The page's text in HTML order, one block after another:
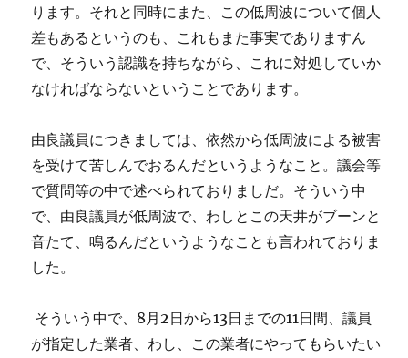
ります。それと同時にまた、この低周波について個人
差もあるというのも、これもまた事実でありますん
で、そういう認識を持ちながら、これに対処していか
なければならないということであります。
由良議員につきましては、依然から低周波による被害
を受けて苦しんでおるんだというようなこと。議会等
で質問等の中で述べられておりましだ。そういう中
で、由良議員が低周波で、わしとこの天井がブーンと
音たて、鳴るんだというようなことも言われておりま
した。
そういう中で、8月2日から13日までの11日間、議員
が指定した業者、わし、この業者にやってもらいたい